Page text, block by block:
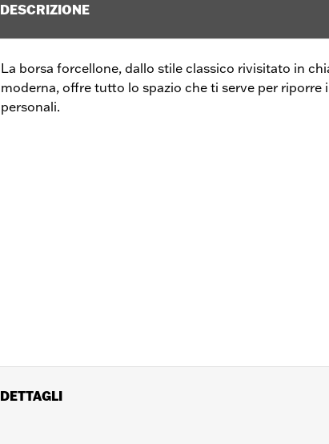
DESCRIZIONE
La borsa forcellone, dallo stile classico rivisitato in
moderna, offre tutto lo spazio che ti serve per riporre
personali.
DETTAGLI